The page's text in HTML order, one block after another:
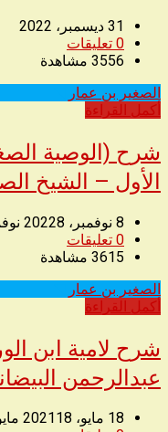
31 ديسمبر، 2022
0 تعليقات
3556 مشاهدة
الصغير بن عمار
أكمل القراءة
شرح (الوصية
الأول – الشيخ
8 نوفمبر، 2022
8 نوفمبر، 2022
0 تعليقات
3615 مشاهدة
الصغير بن عمار
أكمل القراءة
شرح لامية ابن
عبدالرحمن
18 مايو، 2021
18 مايو، 2021